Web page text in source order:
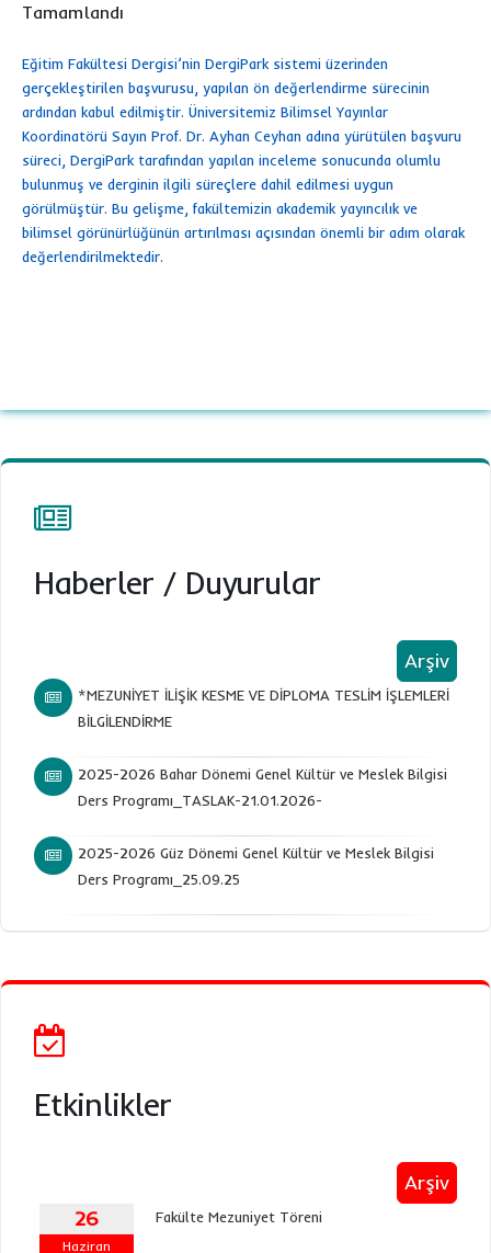
Tamamlandı
Eğitim Fakültesi Dergisi’nin DergiPark sistemi üzerinden
gerçekleştirilen başvurusu, yapılan ön değerlendirme sürecinin
ardından kabul edilmiştir. Üniversitemiz Bilimsel Yayınlar
Koordinatörü Sayın Prof. Dr. Ayhan Ceyhan adına yürütülen başvuru
süreci, DergiPark tarafından yapılan inceleme sonucunda olumlu
bulunmuş ve derginin ilgili süreçlere dahil edilmesi uygun
görülmüştür. Bu gelişme, fakültemizin akademik yayıncılık ve
bilimsel görünürlüğünün artırılması açısından önemli bir adım olarak
değerlendirilmektedir.
Haberler / Duyurular
Arşiv
*MEZUNİYET İLİŞİK KESME VE DİPLOMA TESLİM İŞLEMLERİ
BİLGİLENDİRME
2025-2026 Bahar Dönemi Genel Kültür ve Meslek Bilgisi
Ders Programı_TASLAK-21.01.2026-
2025-2026 Güz Dönemi Genel Kültür ve Meslek Bilgisi
Ders Programı_25.09.25
Etkinlikler
Arşiv
26
Haziran
Fakülte Mezuniyet Töreni